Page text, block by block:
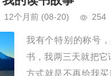
12个月前 (08-20) 254
我有个特别的称号
书，我两三天就把
方式就是不再给我